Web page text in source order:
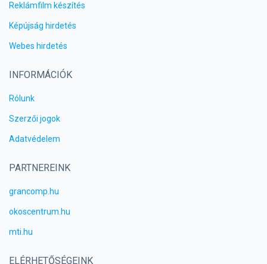
Reklámfilm készítés
Képújság hirdetés
Webes hirdetés
INFORMÁCIÓK
Rólunk
Szerzői jogok
Adatvédelem
PARTNEREINK
grancomp.hu
okoscentrum.hu
mti.hu
ELÉRHETŐSÉGEINK